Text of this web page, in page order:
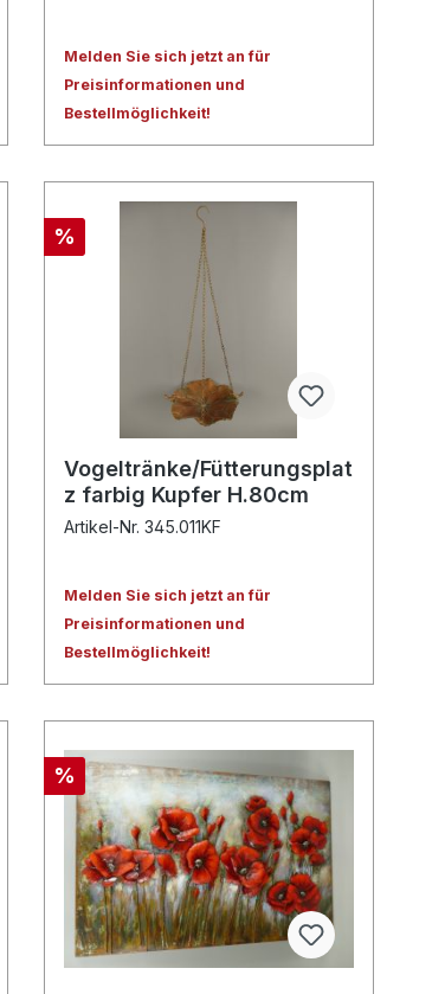
Melden Sie sich jetzt an für
Preisinformationen und
Bestellmöglichkeit!
%
Vogeltränke/Fütterungsplat
z farbig Kupfer H.80cm
Artikel-Nr. 345.011KF
Melden Sie sich jetzt an für
Preisinformationen und
Bestellmöglichkeit!
%